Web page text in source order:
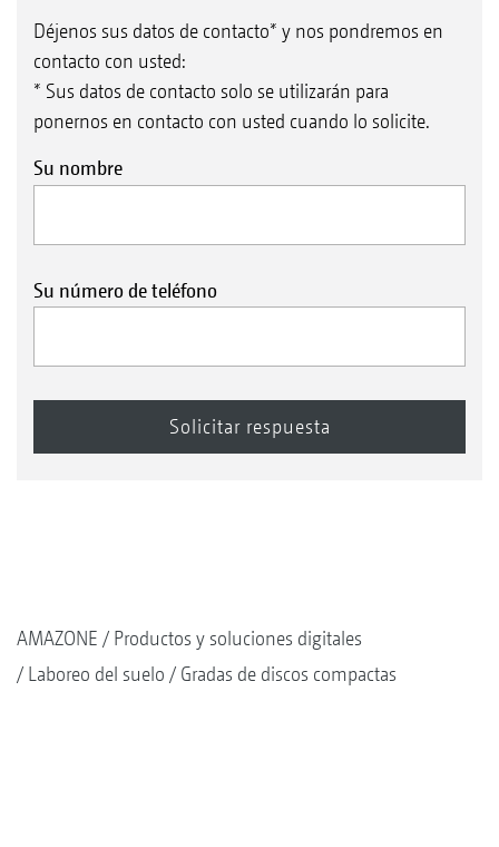
Déjenos sus datos de contacto* y nos pondremos en
contacto con usted:
* Sus datos de contacto solo se utilizarán para
ponernos en contacto con usted cuando lo solicite.
Su nombre
Su número de teléfono
AMAZONE
Productos y soluciones digitales
Laboreo del suelo
Gradas de discos compactas